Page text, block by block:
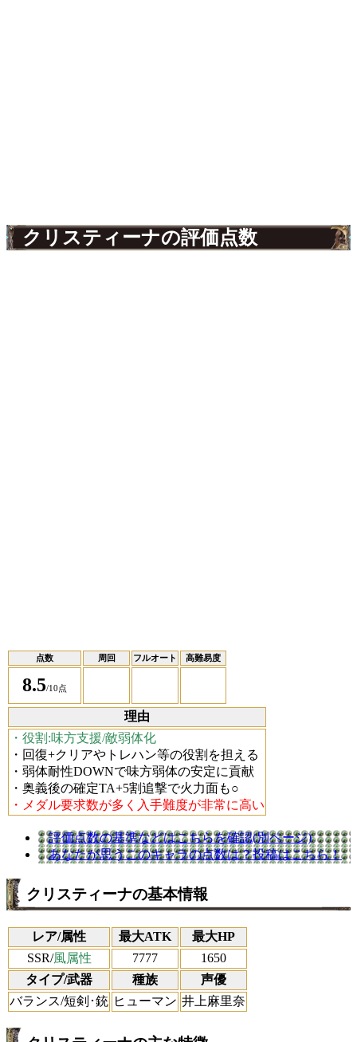
クリスティーナの評価点数
点数 周回 フルオート 高難易度
8.5/10点
理由
・役割:味方支援/敵弱体化
・回復+クリアやトレハン等の役割を担える
・弱体耐性DOWNで味方弱体の安定に貢献
・奥義後の確定TA+5割追撃で火力面も○
・メダル要求数が多く入手難度が非常に高い
評価点数の基準などはこちらを確認(別ページ)
あなたが思うこのキャラの点数は？投稿はこちら！
クリスティーナの基本情報
レア/属性 最大ATK
最大HP
SSR/風属性 7777
1650
タイプ/武器
種族
声優
バランス/短剣･銃 ヒューマン 井上麻里奈